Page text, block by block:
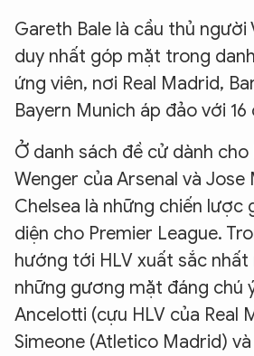
Gareth Bale là cầu thủ người
duy nhất góp mặt trong
ứng viên, nơi Real Madrid,
Bayern Munich áp đảo với 16
Ở danh sách đề cử dành cho
Wenger của Arsenal và Jose
Chelsea là những chiến lược
diện cho Premier League.
hướng tới HLV xuất sắc
những gương mặt đáng chú
Ancelotti (cựu HLV của Real
Simeone (Atletico Madrid)